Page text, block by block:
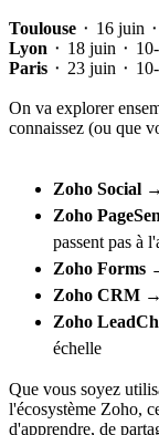
Toulouse ⬝ 16 juin ⬝
Lyon ⬝ 18 juin ⬝
Paris ⬝ 23 juin ⬝
On va explorer
connaissez (ou que
Zoho Social
Zoho
passent pas à
Zoho Forms
Zoho CRM
Zoho
échelle
Que vous soyez
l'écosystème Zoho,
d'apprendre, de